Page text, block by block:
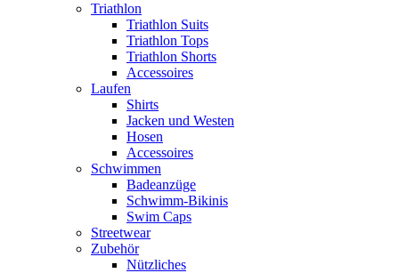
Triathlon
Triathlon Suits
Triathlon Tops
Triathlon Shorts
Accessoires
Laufen
Shirts
Jacken und Westen
Hosen
Accessoires
Schwimmen
Badeanzüge
Schwimm-Bikinis
Swim Caps
Streetwear
Zubehör
Nützliches